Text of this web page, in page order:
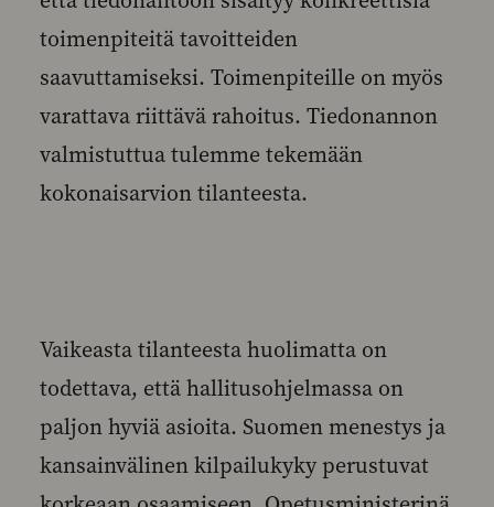
toimenpiteitä tavoitteiden
saavuttamiseksi. Toimenpiteille on myös
varattava riittävä rahoitus. Tiedonannon
valmistuttua tulemme tekemään
kokonaisarvion tilanteesta.
Vaikeasta tilanteesta huolimatta on
todettava, että hallitusohjelmassa on
paljon hyviä asioita. Suomen menestys ja
kansainvälinen kilpailukyky perustuvat